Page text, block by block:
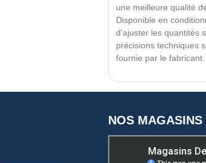
une meilleure qualité
Disponible en
d'ajuster les quantités
précisions techniques
fournie par le fabricant.
NOS MAGASINS